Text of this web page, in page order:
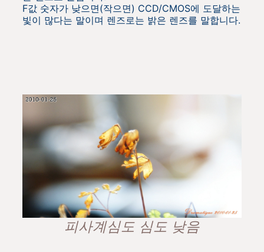
F값 숫자가 낮으면(작으면) CCD/CMOS에 도달하는
빛이 많다는 말이며 렌즈로는 밝은 렌즈를 말합니다.
피사계심도 심도 낮음